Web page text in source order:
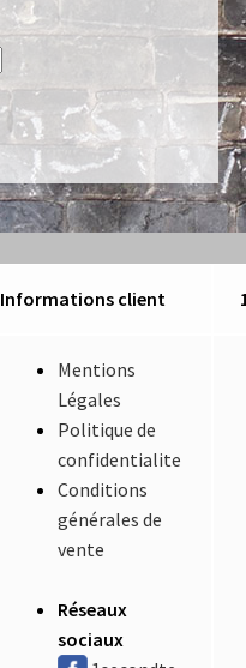
Informations client
Mentions
Légales
Politique de
confidentialite
Conditions
générales de
vente
Réseaux
sociaux